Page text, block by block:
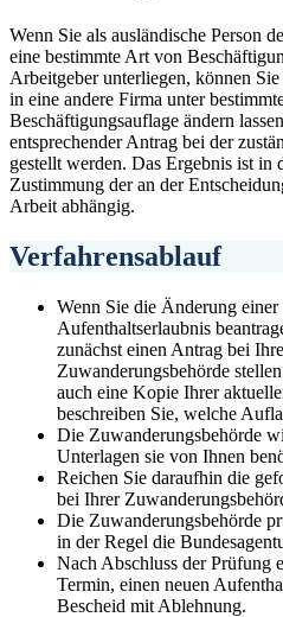
Wenn Sie als ausländische Person
eine bestimmte Art von
Arbeitgeber unterliegen, können
in eine andere Firma unter
Beschäftigungsauflage ändern
entsprechender Antrag bei der
gestellt werden. Das Ergebnis ist in
Zustimmung der an der
Arbeit abhängig.
Verfahrensablauf
Wenn Sie die Änderung
Aufenthaltserlaubnis
zunächst einen Antrag bei
Zuwanderungsbehörde
auch eine Kopie Ihrer
beschreiben Sie, welche
Die Zuwanderungsbehörde
Unterlagen sie von Ihnen
Reichen Sie daraufhin die
bei Ihrer
Die Zuwanderungsbehörde
in der Regel die
Nach Abschluss der Prüfung
Termin, einen neuen
Bescheid mit Ablehnung.